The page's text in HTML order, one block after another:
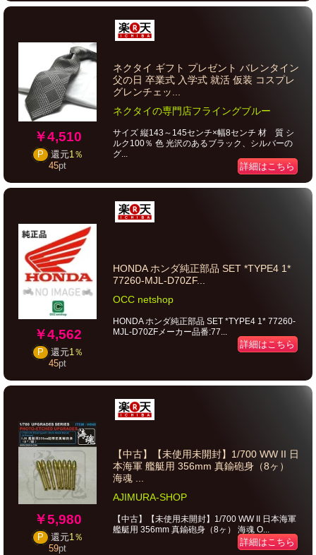
￥4,510
P 還元1％
45pt
ネクタイ ギフト プレゼント バレンタイン
父の日 卒業式 入学式 就活 仮装 コスプレ
グレンチェッ...
ネクタイの専門店フライングブルー
サイズ 縦143～145センチ×幅8センチ 材 質 シ
ルク100％ 色 光沢のあるブラック、シルバーの
グ...
詳細はこちら
￥4,562
P 還元1％
45pt
HONDA ホンダ純正部品 SET *TYPE4 1*
77260-MJL-D70ZF...
OCC netshop
HONDA ホンダ純正部品 SET *TYPE4 1* 77260-
MJL-D70ZFメーカー品番:77...
詳細はこちら
￥5,980
P 還元1％
59pt
【中古】【未使用未開封】1/700 WW II 日
本海軍 艦艇用 356mm 真鍮砲身（8ヶ）
海魂 ...
AJIMURA-SHOP
【中古】【未使用未開封】1/700 WW II 日本海軍
艦艇用 356mm 真鍮砲身（8ヶ） 海魂 O...
詳細はこちら